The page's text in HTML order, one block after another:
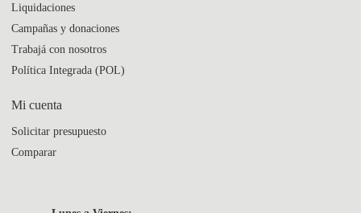
Liquidaciones
Campañas y donaciones
Trabajá con nosotros
Política Integrada (POL)
Mi cuenta
Solicitar presupuesto
Comparar